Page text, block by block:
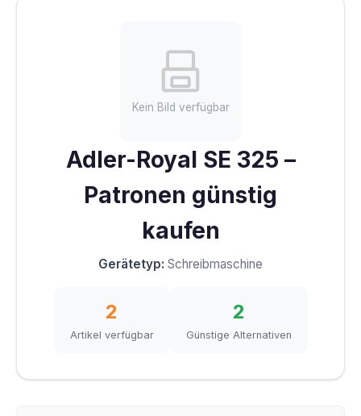
Kein Bild verfügbar
Adler-Royal SE 325 –
Patronen günstig
kaufen
Gerätetyp: Schreibmaschine
2
Artikel verfügbar
2
Günstige Alternativen